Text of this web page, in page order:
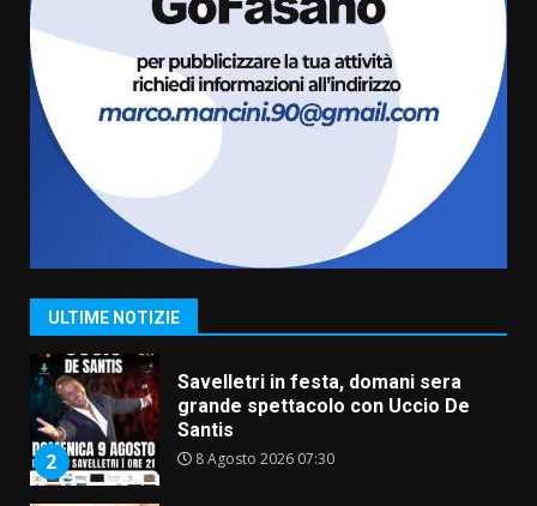
ULTIME NOTIZIE
Carta d’identità: continua il piano
di aperture straordinarie del
Comune di Fasano
6 Agosto 2026 14:16
1
La Banda Città di Fasano apre
ufficialmente la Festa di
2
Savelletri in festa, domani sera
grande spettacolo con Uccio De
Santis
8 Agosto 2026 07:30